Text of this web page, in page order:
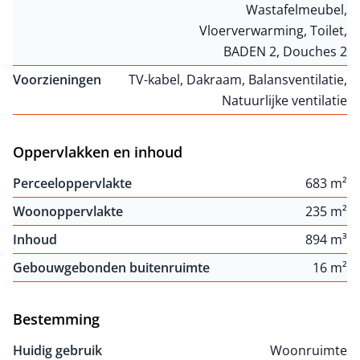
Wastafelmeubel,
Vloerverwarming, Toilet,
BADEN 2, Douches 2
Voorzieningen
TV-kabel, Dakraam, Balansventilatie,
Natuurlijke ventilatie
Oppervlakken en inhoud
Perceeloppervlakte
683 m²
Woonoppervlakte
235 m²
Inhoud
894 m³
Gebouwgebonden buitenruimte
16 m²
Bestemming
Huidig gebruik
Woonruimte